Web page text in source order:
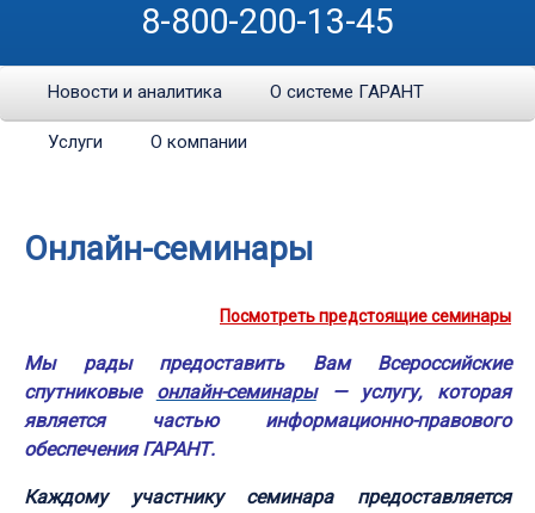
8-800-200-13-45
Новости и аналитика О системе ГАРАНТ
Услуги О компании
Онлайн-семинары
Посмотреть предстоящие семинары
Мы рады предоставить Вам Всероссийские
спутниковые онлайн-семинары— услугу, которая
является частью информационно-правового
обеспечения ГАРАНТ.
Каждому участнику семинара предоставляется